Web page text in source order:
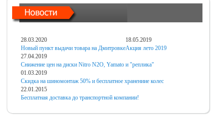
28.03.2020
Новый пункт выдачи товара на Дмитровке
18.05.2019
Акция лето 2019
27.04.2019
Снижение цен на диски Nitro N2O, Yamato и "реплика"
01.03.2019
Скидка на шиномонтаж 50% и бесплатное хранениие колес
22.01.2015
Бесплатная доставка до транспортной компании!